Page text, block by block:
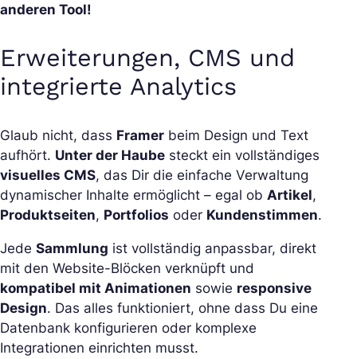
anderen Tool!
Erweiterungen, CMS und
integrierte Analytics
Glaub nicht, dass Framer beim Design und Text
aufhört. Unter der Haube steckt ein vollständiges
visuelles CMS, das Dir die einfache Verwaltung
dynamischer Inhalte ermöglicht – egal ob Artikel,
Produktseiten, Portfolios oder Kundenstimmen.
Jede Sammlung ist vollständig anpassbar, direkt
mit den Website-Blöcken verknüpft und
kompatibel mit Animationen sowie responsive
Design. Das alles funktioniert, ohne dass Du eine
Datenbank konfigurieren oder komplexe
Integrationen einrichten musst.